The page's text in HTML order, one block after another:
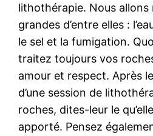
lithothérapie. Nous allons
grandes d’entre elles :
le sel et la fumigation.
traitez toujours vos
amour et respect. Après
d’une session de
roches, dites-leur le
apporté. Pensez